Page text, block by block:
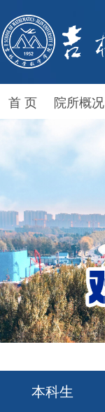
首 页 院所概况
本科生